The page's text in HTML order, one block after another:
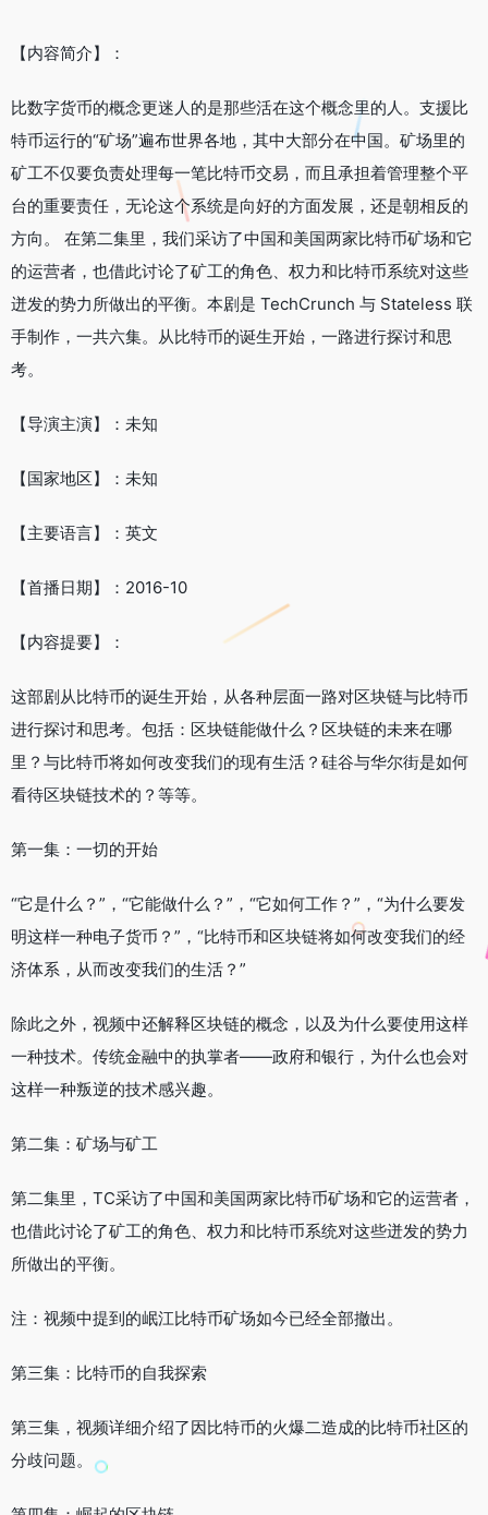
【内容简介】：
比数字货币的概念更迷人的是那些活在这个概念里的人。支援比
特币运行的“矿场”遍布世界各地，其中大部分在中国。矿场里的
矿工不仅要负责处理每一笔比特币交易，而且承担着管理整个平
台的重要责任，无论这个系统是向好的方面发展，还是朝相反的
方向。 在第二集里，我们采访了中国和美国两家比特币矿场和它
的运营者，也借此讨论了矿工的角色、权力和比特币系统对这些
迸发的势力所做出的平衡。本剧是 TechCrunch 与 Stateless 联
手制作，一共六集。从比特币的诞生开始，一路进行探讨和思
考。
【导演主演】：未知
【国家地区】：未知
【主要语言】：英文
【首播日期】：2016-10
【内容提要】：
这部剧从比特币的诞生开始，从各种层面一路对区块链与比特币
进行探讨和思考。包括：区块链能做什么？区块链的未来在哪
里？与比特币将如何改变我们的现有生活？硅谷与华尔街是如何
看待区块链技术的？等等。
第一集：一切的开始
“它是什么？”，“它能做什么？”，“它如何工作？”，“为什么要发
明这样一种电子货币？”，“比特币和区块链将如何改变我们的经
济体系，从而改变我们的生活？”
除此之外，视频中还解释区块链的概念，以及为什么要使用这样
一种技术。传统金融中的执掌者——政府和银行，为什么也会对
这样一种叛逆的技术感兴趣。
第二集：矿场与矿工
第二集里，TC采访了中国和美国两家比特币矿场和它的运营者，
也借此讨论了矿工的角色、权力和比特币系统对这些迸发的势力
所做出的平衡。
注：视频中提到的岷江比特币矿场如今已经全部撤出。
第三集：比特币的自我探索
第三集，视频详细介绍了因比特币的火爆二造成的比特币社区的
分歧问题。